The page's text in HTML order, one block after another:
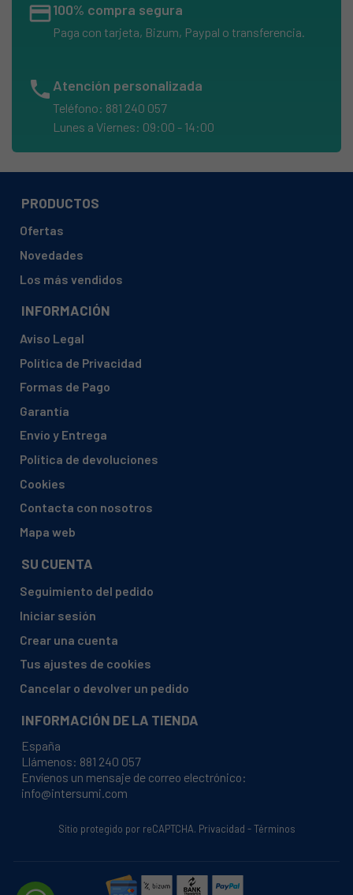
AEG, 92269265000 AG872 50
AEG, 92269265400 AG872 55
AEG, 92269265401 AG872 55I
AEG, 92269266100 AG97250-4I
AEG, 92269266300 AG97250-4I
AEG, 92269365201 AG672 50I
AEG, 92274066500 AU66050-5E
AEG, 92275265002 AG88850I
AEG, 92275265800 AG888 50I
AEG, 92275266100 AG98850-4I
AEG, 92275267500 AG98850-4I
AEG, 92275267501 AG98850-4I
AEG, 92275267600 AG98850-4I
AEG, 92275267601 AG98850-4I
AEG, 92275268400 AG88850-4I
AEG, 92275268403 AG88850-4I
credit_card100% compra segura
Paga con tarjeta, Bizum, Paypal o transferencia.
phone Atención personalizada
Teléfono: 881 240 057
Lunes a Viernes: 09:00 - 14:00
PRODUCTOS
Ofertas
Novedades
Los más vendidos
INFORMACIÓN
Aviso Legal
Política de Privacidad
Formas de Pago
Garantía
Envío y Entrega
Política de devoluciones
Cookies
Contacta con nosotros
Mapa web
SU CUENTA
Seguimiento del pedido
Iniciar sesión
Crear una cuenta
Tus ajustes de cookies
Cancelar o devolver un pedido
INFORMACIÓN DE LA TIENDA
España
Llámenos: 881 240 057
Envíenos un mensaje de correo electrónico:
info@intersumi.com
Sitio protegido por reCAPTCHA. Privacidad -Términos